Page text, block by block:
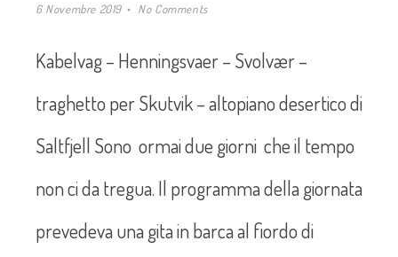
6 Novembre 2019 No Comments
Kabelvag – Henningsvaer – Svolvær –
traghetto per Skutvik – altopiano desertico di
Saltfjell Sono ormai due giorni che il tempo
non ci da tregua. Il programma della giornata
prevedeva una gita in barca al fiordo di